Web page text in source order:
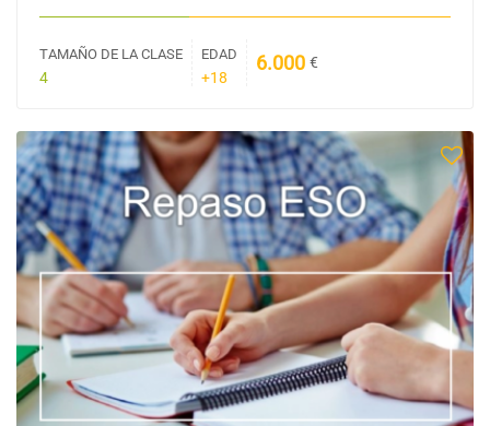
TAMAÑO DE LA CLASE
4
EDAD
+18
6.000 €